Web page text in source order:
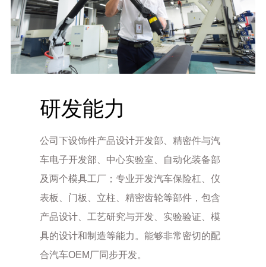
研发能力
公司下设饰件产品设计开发部、精密件与汽
车电子开发部、中心实验室、自动化装备部
及两个模具工厂；专业开发汽车保险杠、仪
表板、门板、立柱、精密齿轮等部件，包含
产品设计、工艺研究与开发、实验验证、模
具的设计和制造等能力。能够非常密切的配
合汽车OEM厂同步开发。